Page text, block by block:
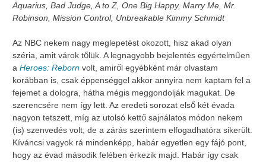
Aquarius, Bad Judge, A to Z, One Big Happy, Marry Me, Mr.
Robinson, Mission Control, Unbreakable Kimmy Schmidt
Az NBC nekem nagy meglepetést okozott, hisz akad olyan
széria, amit várok tőlük. A legnagyobb bejelentés egyértelműen
a Heroes: Reborn volt, amiről egyébként már olvastam
korábban is, csak éppenséggel akkor annyira nem kaptam fel a
fejemet a dologra, hátha mégis meggondolják magukat. De
szerencsére nem így lett. Az eredeti sorozat első két évada
nagyon tetszett, míg az utolsó kettő sajnálatos módon nekem
(is) szenvedés volt, de a zárás szerintem elfogadhatóra sikerült.
Kíváncsi vagyok rá mindenképp, habár egyetlen egy fájó pont,
hogy az évad második felében érkezik majd. Habár így csak